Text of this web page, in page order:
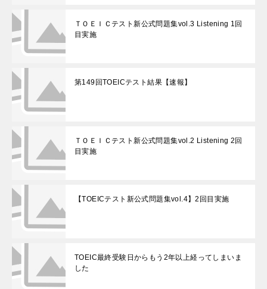
ＴＯＥＩＣテスト新公式問題集vol.3 Listening 1回
目実施
第149回TOEICテスト結果【速報】
ＴＯＥＩＣテスト新公式問題集vol.2 Listening 2回
目実施
【TOEICテスト新公式問題集vol.4】2回目実施
TOEIC最終受験日からもう2年以上経ってしまいま
した